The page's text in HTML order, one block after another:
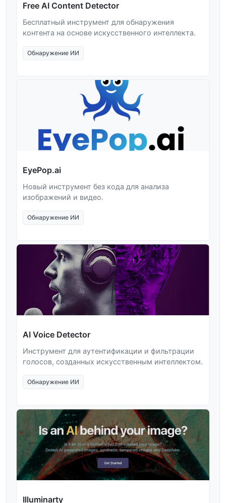
Free AI Content Detector
Бесплатный инструмент для обнаружения
контента на основе искусственного интеллекта.
Обнаружение ИИ
EyePop.ai
Новый инструмент без кода для анализа
изображений и видео.
Обнаружение ИИ
AI Voice Detector
Инструмент для аутентификации и фильтрации
голосов, созданных искусственным интеллектом.
Обнаружение ИИ
Illuminarty